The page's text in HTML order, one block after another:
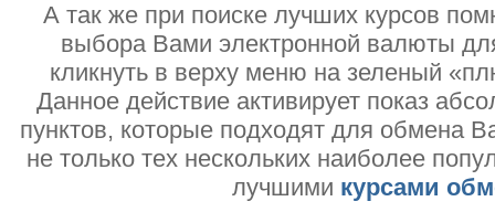
А так же при поиске лучших курсов
выбора Вами электронной валюты
кликнуть в верху меню на зеленый
Данное действие активирует показ
пунктов, которые подходят для обмена
не только тех нескольких наиболее
лучшими курсами